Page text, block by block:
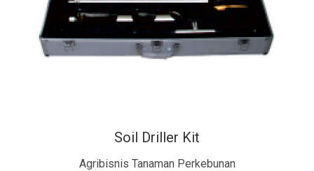
Soil Driller Kit
Agribisnis Tanaman Perkebunan